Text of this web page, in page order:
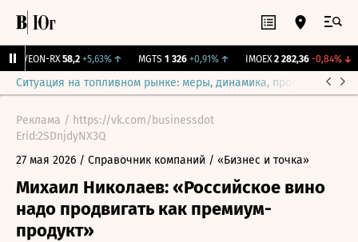
VEON-RX 58,2 +5,63%↑ MGTS 1 326 +0,91% ↑ IMOEX 2 282,36 -0,84%↓
Ситуация на топливном рынке: меры, динамика, прогнозы
Реклама / https://vk.com/businessdot
Erid:2SDnjdyNX3Q
27 мая 2026 / Справочник компаний / «Бизнес и точка»
Михаил Николаев: «Российское вино
надо продвигать как премиум-
продукт»